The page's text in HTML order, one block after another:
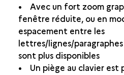
• Avec un fort zoom
fenêtre réduite, ou en
espacement entre les
lettres/lignes/
sont plus disponibles
• Un piège au clavier est